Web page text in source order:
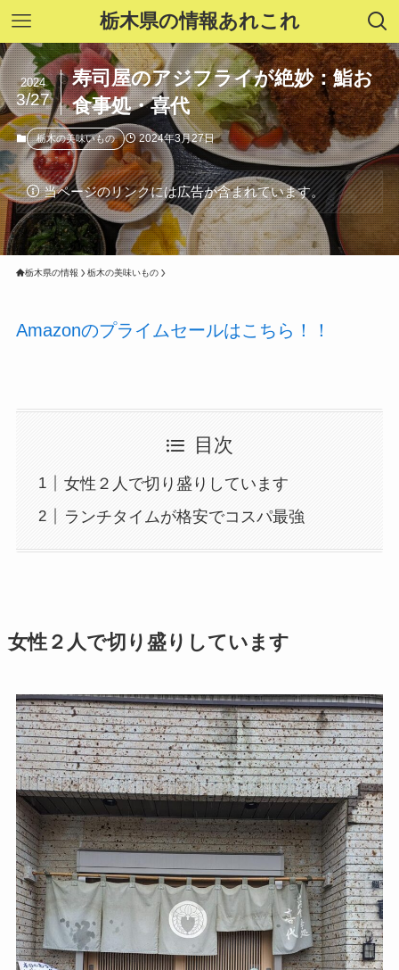
栃木県の情報あれこれ
寿司屋のアジフライが絶妙：鮨お
食事処・喜代
2024
3/27
栃木の美味いもの 2024年3月27日
当ページのリンクには広告が含まれています。
栃木県の情報 栃木の美味いもの
Amazonのプライムセールはこちら！！
目次
女性２人で切り盛りしています
ランチタイムが格安でコスパ最強
女性２人で切り盛りしています